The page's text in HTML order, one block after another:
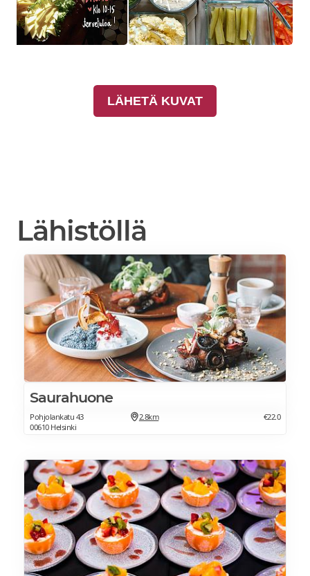
LÄHETÄ KUVAT
Lähistöllä
Saurahuone
Pohjolankatu 43
00610 Helsinki
2.8km €22.0